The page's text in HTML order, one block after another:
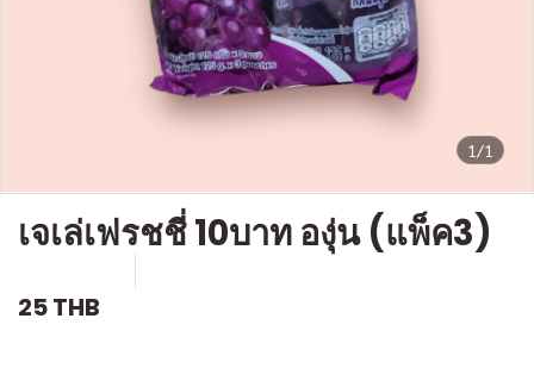
1/1
เจเล่เฟรชชี่ 10บาท องุ่น (แพ็ค3)
25 THB